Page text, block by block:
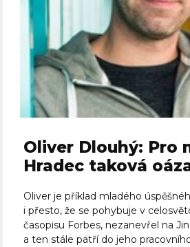
Oliver Dlouhý: Pro
Hradec taková
Oliver je příklad mladého
i přesto, že se pohybuje v
časopisu Forbes, nezanevřel na
a ten stále patří do jeho